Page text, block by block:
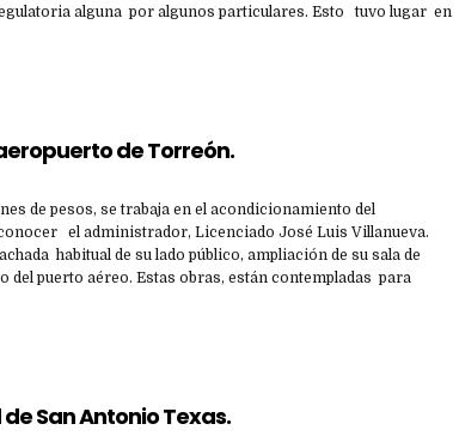
alguna por algunos particulares. Esto tuvo lugar en
de Torreón.
de pesos, se trabaja en el acondicionamiento del
el administrador, Licenciado José Luis Villanueva.
habitual de su lado público, ampliación de su sala de
del puerto aéreo. Estas obras, están contempladas para
San Antonio Texas.